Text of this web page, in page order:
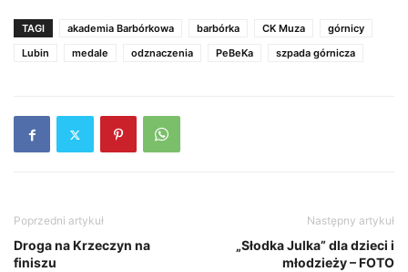
TAGI akademia Barbórkowa barbórka CK Muza
górnicy
Lubin
medale odznaczenia PeBeKa szpada górnicza
Poprzedni artykuł
Droga na Krzeczyn na
finiszu
Następny artykuł
„Słodka Julka” dla dzieci i
młodzieży – FOTO